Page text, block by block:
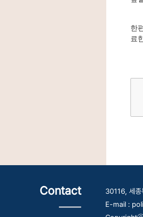
한
료
Contact
30116, 세종
E-mail :